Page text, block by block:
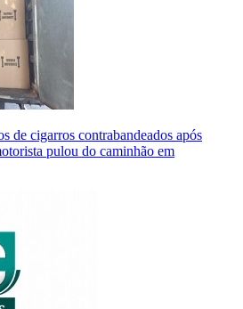
de cigarros contrabandeados após
pulou do caminhão em